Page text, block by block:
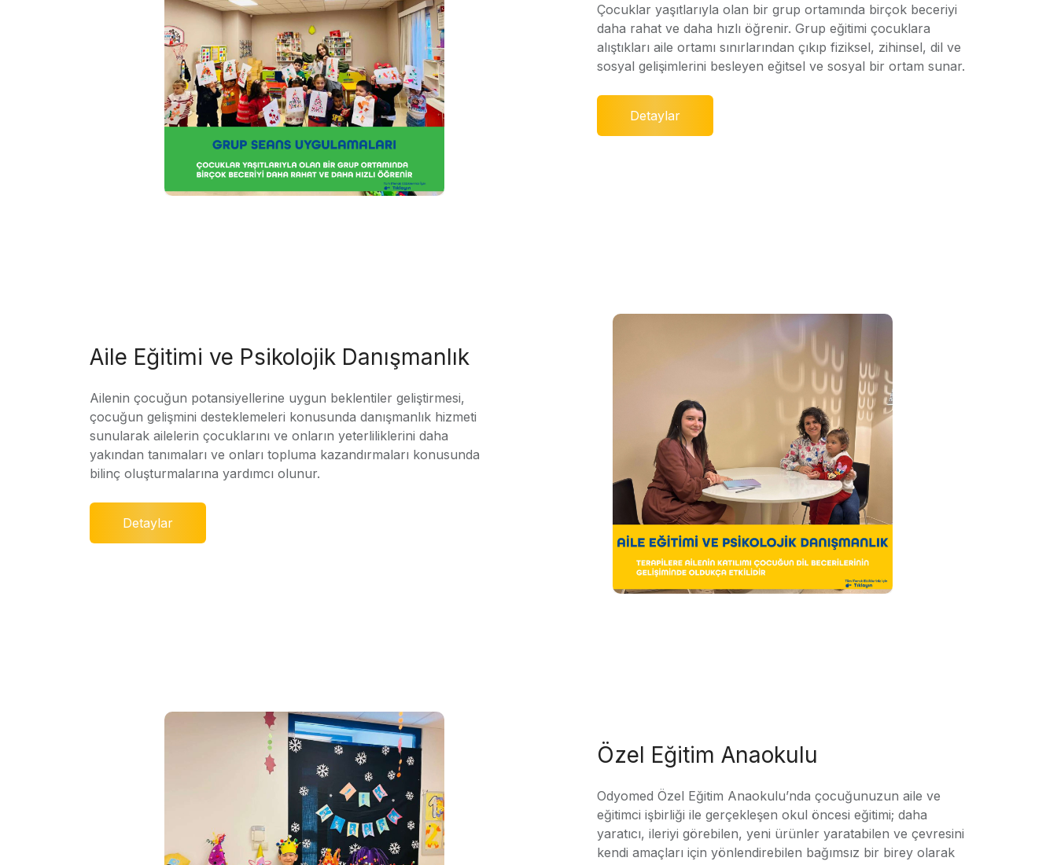
Çocuklar yaşıtlarıyla olan bir grup ortamında birçok beceriyi
daha rahat ve daha hızlı öğrenir. Grup eğitimi çocuklara
alıştıkları aile ortamı sınırlarından çıkıp fiziksel, zihinsel, dil ve
sosyal gelişimlerini besleyen eğitsel ve sosyal bir ortam sunar.
Detaylar
Aile Eğitimi ve Psikolojik Danışmanlık
Ailenin çocuğun potansiyellerine uygun beklentiler geliştirmesi,
çocuğun gelişmini desteklemeleri konusunda danışmanlık hizmeti
sunularak ailelerin çocuklarını ve onların yeterliliklerini daha
yakından tanımaları ve onları topluma kazandırmaları konusunda
bilinç oluşturmalarına yardımcı olunur.
Detaylar
Özel Eğitim Anaokulu
Odyomed Özel Eğitim Anaokulu’nda çocuğunuzun aile ve
eğitimci işbirliği ile gerçekleşen okul öncesi eğitimi; daha
yaratıcı, ileriyi görebilen, yeni ürünler yaratabilen ve çevresini
kendi amaçları için yönlendirebilen bağımsız bir birey olarak